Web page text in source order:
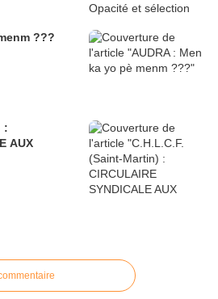
???
:
AUX